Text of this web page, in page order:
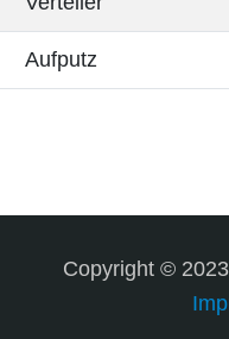
Aufputz
Copyright ©